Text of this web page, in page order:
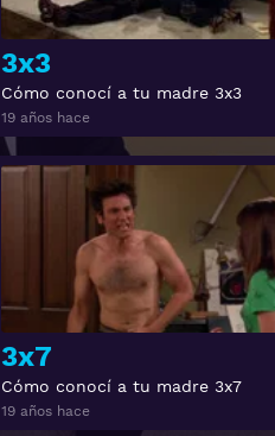
3x3
Cómo conocí a tu madre 3x3
19 años hace
3x7
Cómo conocí a tu madre 3x7
19 años hace